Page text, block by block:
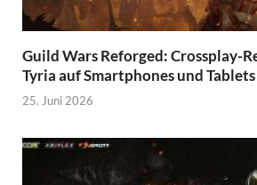
Guild Wars Reforged: Crossplay-
Tyria auf Smartphones und Tablets
25. Juni 2026